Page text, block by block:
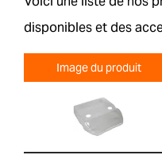
disponibles et des
Image du produit